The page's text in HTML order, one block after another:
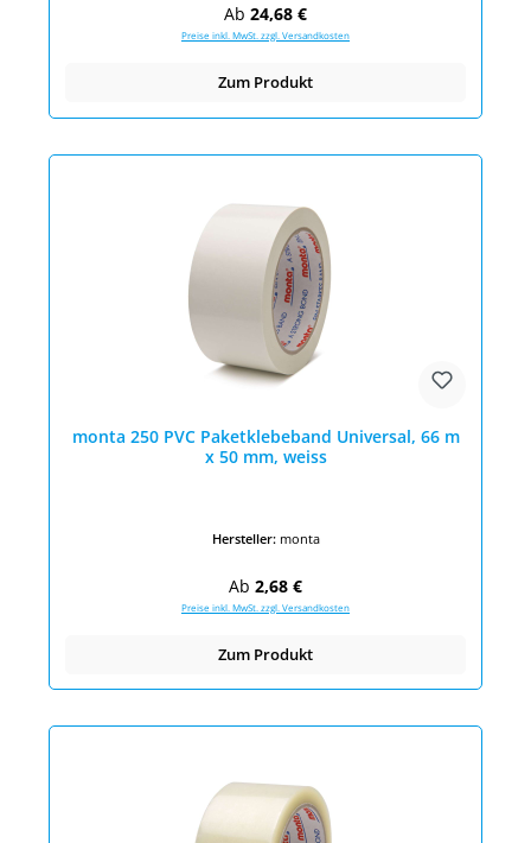
Regulärer Preis:
Ab 24,68 €
Preise inkl. MwSt. zzgl. Versandkosten
Zum Produkt
monta 250 PVC Paketklebeband Universal, 66 m
x 50 mm, weiss
Hersteller: monta
Regulärer Preis:
Ab 2,68 €
Preise inkl. MwSt. zzgl. Versandkosten
Zum Produkt